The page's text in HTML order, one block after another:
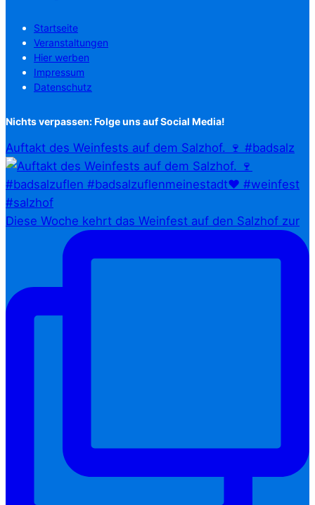
Startseite
Veranstaltungen
Hier werben
Impressum
Datenschutz
Nichts verpassen: Folge uns auf Social Media!
Auftakt des Weinfests auf dem Salzhof. 🍷 #badsalz
Diese Woche kehrt das Weinfest auf den Salzhof zur